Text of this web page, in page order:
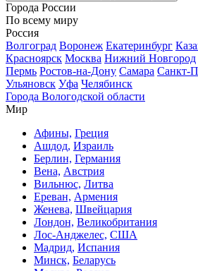
Города России
По всему миру
Россия
Волгоград Воронеж Екатеринбург
Красноярск Москва Нижний Новгород
Пермь Ростов-на-Дону Самара Санкт-
Ульяновск Уфа Челябинск
Города Вологодской области
Мир
Афины, Греция
Ашдод, Израиль
Берлин, Германия
Вена, Австрия
Вильнюс, Литва
Ереван, Армения
Женева, Швейцария
Лондон, Великобритания
Лос-Анджелес, США
Мадрид, Испания
Минск, Беларусь